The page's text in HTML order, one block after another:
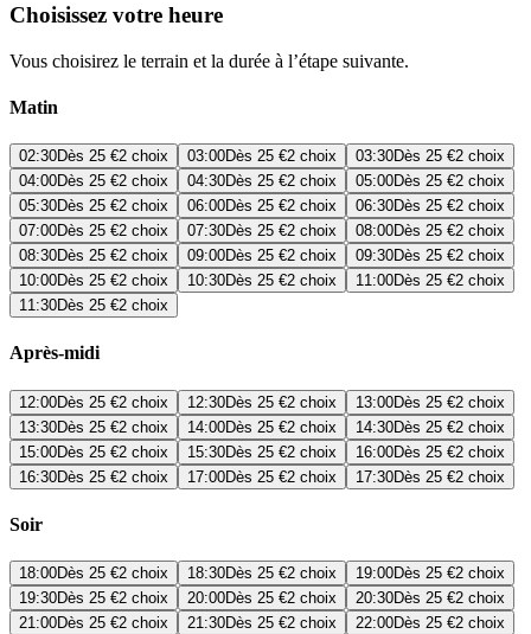
Choisissez votre heure
Vous choisirez le terrain et la durée à l’étape suivante.
Matin
02:30Dès 25 €2 choix 03:00Dès 25 €2 choix 03:30Dès 25 €2 choix
04:00Dès 25 €2 choix 04:30Dès 25 €2 choix 05:00Dès 25 €2 choix
05:30Dès 25 €2 choix 06:00Dès 25 €2 choix 06:30Dès 25 €2 choix
07:00Dès 25 €2 choix 07:30Dès 25 €2 choix 08:00Dès 25 €2 choix
08:30Dès 25 €2 choix 09:00Dès 25 €2 choix 09:30Dès 25 €2 choix
10:00Dès 25 €2 choix 10:30Dès 25 €2 choix 11:00Dès 25 €2 choix
11:30Dès 25 €2 choix
Après-midi
12:00Dès 25 €2 choix 12:30Dès 25 €2 choix 13:00Dès 25 €2 choix
13:30Dès 25 €2 choix 14:00Dès 25 €2 choix 14:30Dès 25 €2 choix
15:00Dès 25 €2 choix 15:30Dès 25 €2 choix 16:00Dès 25 €2 choix
16:30Dès 25 €2 choix 17:00Dès 25 €2 choix 17:30Dès 25 €2 choix
Soir
18:00Dès 25 €2 choix 18:30Dès 25 €2 choix 19:00Dès 25 €2 choix
19:30Dès 25 €2 choix 20:00Dès 25 €2 choix 20:30Dès 25 €2 choix
21:00Dès 25 €2 choix 21:30Dès 25 €2 choix 22:00Dès 25 €2 choix